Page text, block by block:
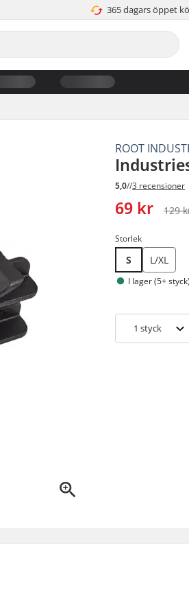
365 dagars öppet
ROOT
5,0//3 recensioner
69 kr 129
Storlek
S L/XL
I lager (5+ styck)
1 styck